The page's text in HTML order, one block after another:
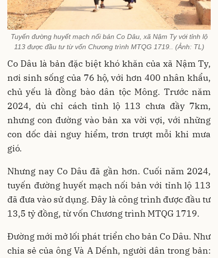
Tuyến đường huyết mạch nối bản Co Dâu, xã Nậm Ty với tỉnh lộ
113 được đầu tư từ vốn Chương trình MTQG 1719.. (Ảnh: TL)
Co Dâu là bản đặc biệt khó khăn của xã Nậm Ty,
nơi sinh sống của 76 hộ, với hơn 400 nhân khẩu,
chủ yếu là đồng bào dân tộc Mông. Trước năm
2024, dù chỉ cách tỉnh lộ 113 chưa đầy 7km,
nhưng con đường vào bản xa vời vợi, với những
con dốc dài nguy hiểm, trơn trượt mỗi khi mưa
gió.
Nhưng nay Co Dâu đã gần hơn. Cuối năm 2024,
tuyến đường huyết mạch nối bản với tỉnh lộ 113
đã đưa vào sử dụng. Đây là công trình được đầu tư
13,5 tỷ đồng, từ vốn Chương trình MTQG 1719.
Đường mới mở lối phát triển cho bản Co Dâu. Như
chia sẻ của ông Và A Dếnh, người dân trong bản: